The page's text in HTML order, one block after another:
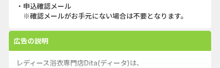
・申込確認メール
※確認メールがお手元にない場合は不要となります。
広告の説明
レディース浴衣専門店Dita(ディータ)は、